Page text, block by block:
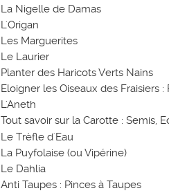
La Nigelle de Damas
L'Origan
Les Marguerites
Le Laurier
Planter des Haricots Verts Nains
Eloigner les Oiseaux des Fraisiers :
L'Aneth
Tout savoir sur la Carotte : Semis,
Le Trèfle d'Eau
La Puyfolaise (ou Vipérine)
Le Dahlia
Anti Taupes : Pinces à Taupes